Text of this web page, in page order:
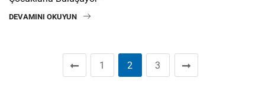
DEVAMINI OKUYUN
1 2 3